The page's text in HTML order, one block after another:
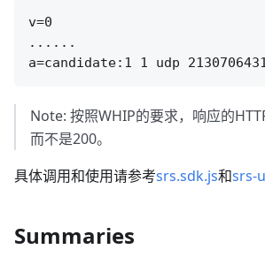
v=0
......
Note: 按照WHIP的要求，响应的
而不是200。
具体调用和使用请参考srs.sdk.js和srs-
Summaries